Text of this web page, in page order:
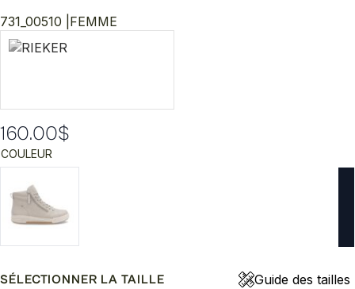
731_00510 | FEMME
160.00$
COULEUR
SÉLECTIONNER LA TAILLE Guide des tailles